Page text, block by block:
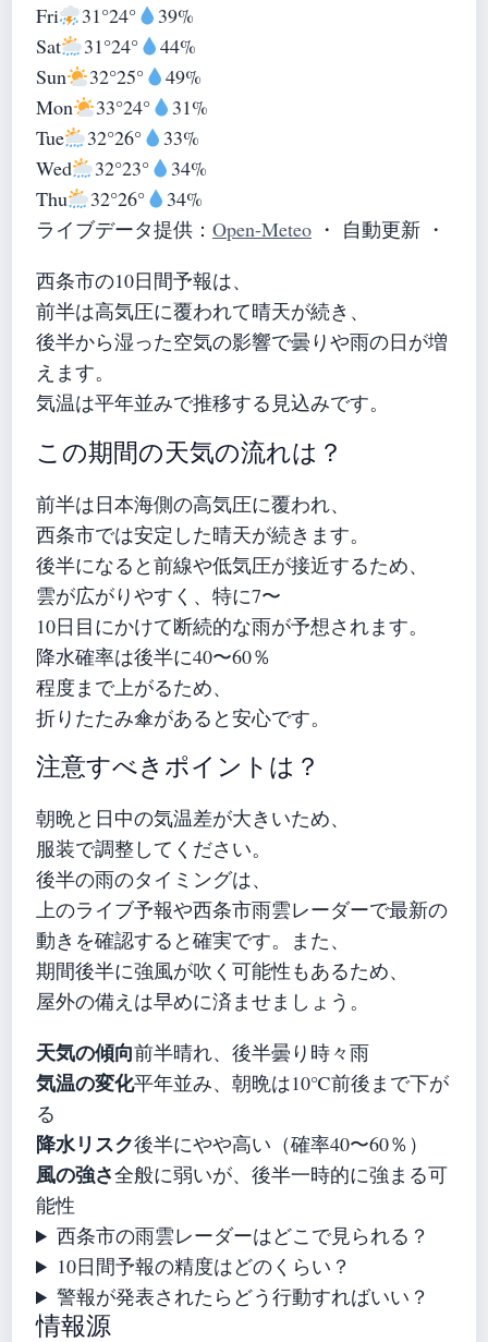
Fri
31°24°
39%
Sat
31°24°
44%
Sun
32°25°
49%
Mon
33°24°
31%
Tue
32°26°
33%
Wed
32°23°
34%
Thu
32°26°
34%
ライブデータ提供： Open-Meteo ・ 自動更新 ・
西条市の10日間予報は、
前半は高気圧に覆われて晴天が続き、
後半から湿った空気の影響で曇りや雨の日が増
えます。
気温は平年並みで推移する見込みです。
この期間の天気の流れは？
前半は日本海側の高気圧に覆われ、
西条市では安定した晴天が続きます。
後半になると前線や低気圧が接近するため、
雲が広がりやすく、特に7〜
10日目にかけて断続的な雨が予想されます。
降水確率は後半に40〜60％
程度まで上がるため、
折りたたみ傘があると安心です。
注意すべきポイントは？
朝晩と日中の気温差が大きいため、
服装で調整してください。
後半の雨のタイミングは、
上のライブ予報や西条市雨雲レーダーで最新の
動きを確認すると確実です。また、
期間後半に強風が吹く可能性もあるため、
屋外の備えは早めに済ませましょう。
天気の傾向前半晴れ、後半曇り時々雨
気温の変化平年並み、朝晩は10℃前後まで下が
る
降水リスク後半にやや高い（確率40〜60％）
風の強さ全般に弱いが、後半一時的に強まる可
能性
西条市の雨雲レーダーはどこで見られる？
10日間予報の精度はどのくらい？
警報が発表されたらどう行動すればいい？
情報源